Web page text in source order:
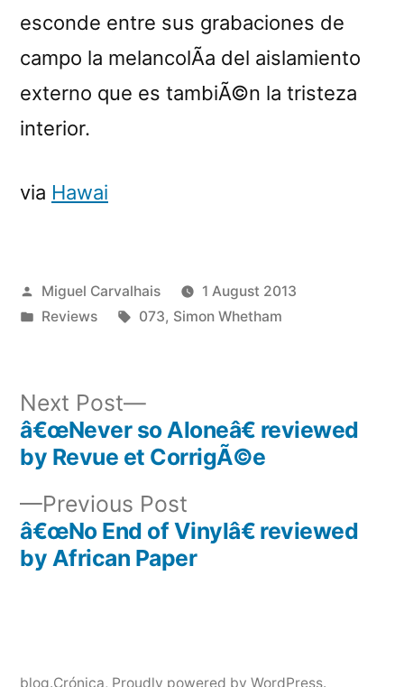
esconde entre sus grabaciones de
campo la melancolÃ­a del aislamiento
externo que es tambiÃ©n la tristeza
interior.
via Hawai
Posted
by
Miguel Carvalhais
1 August 2013
Posted
Reviews Tags:
073, Simon Whetham
Post
navigation
Previous Post
post:
â€œNo End of Vinylâ€ reviewed
by African Paper
Next Post
Next
post:
â€œNever so Aloneâ€ reviewed
by Revue et CorrigÃ©e
blog.Crónica, Proudly powered by WordPress.